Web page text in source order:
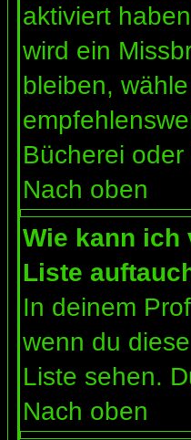
aktiviert
wird ein
bleiben,
Bücherei
Nach oben
Wie kann ich
Liste
In deinem
wenn du
Liste sehen.
Nach oben